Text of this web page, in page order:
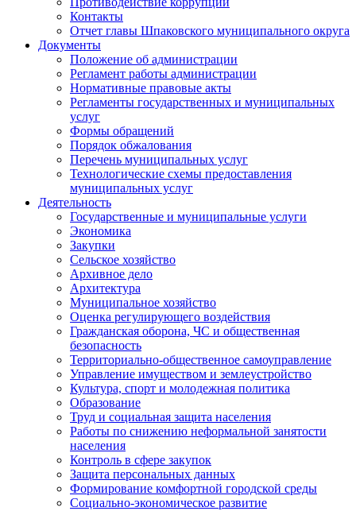
Контакты
Отчет главы Шпаковского муниципального округа
Документы
Положение об администрации
Регламент работы администрации
Нормативные правовые акты
Регламенты государственных и муниципальных
услуг
Формы обращений
Порядок обжалования
Перечень муниципальных услуг
Технологические схемы предоставления
муниципальных услуг
Деятельность
Государственные и муниципальные услуги
Экономика
Закупки
Сельское хозяйство
Архивное дело
Архитектура
Муниципальное хозяйство
Оценка регулирующего воздействия
Гражданская оборона, ЧС и общественная
безопасность
Территориально-общественное самоуправление
Управление имуществом и землеустройство
Культура, спорт и молодежная политика
Образование
Труд и социальная защита населения
Работы по снижению неформальной занятости
населения
Контроль в сфере закупок
Защита персональных данных
Формирование комфортной городской среды
Социально-экономическое развитие